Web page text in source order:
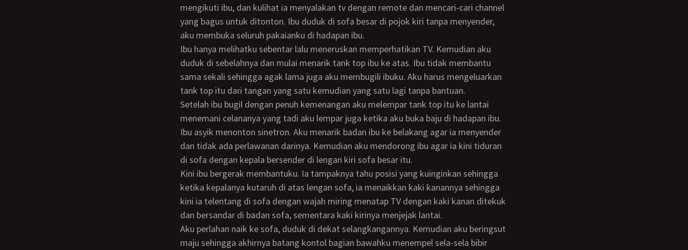
mengikuti ibu, dan kulihat ia menyalakan tv dengan remote dan mencari-cari channel
yang bagus untuk ditonton. Ibu duduk di sofa besar di pojok kiri tanpa menyender,
aku membuka seluruh pakaianku di hadapan ibu.
Ibu hanya melihatku sebentar lalu meneruskan memperhatikan TV. Kemudian aku
duduk di sebelahnya dan mulai menarik tank top ibu ke atas. Ibu tidak membantu
sama sekali sehingga agak lama juga aku membugili ibuku. Aku harus mengeluarkan
tank top itu dari tangan yang satu kemudian yang satu lagi tanpa bantuan.
Setelah ibu bugil dengan penuh kemenangan aku melempar tank top itu ke lantai
menemani celananya yang tadi aku lempar juga ketika aku buka baju di hadapan ibu.
Ibu asyik menonton sinetron. Aku menarik badan ibu ke belakang agar ia menyender
dan tidak ada perlawanan darinya. Kemudian aku mendorong ibu agar ia kini tiduran
di sofa dengan kepala bersender di lengan kiri sofa besar itu.
Kini ibu bergerak membantuku. Ia tampaknya tahu posisi yang kuinginkan sehingga
ketika kepalanya kutaruh di atas lengan sofa, ia menaikkan kaki kanannya sehingga
kini ia telentang di sofa dengan wajah miring menatap TV dengan kaki kanan ditekuk
dan bersandar di badan sofa, sementara kaki kirinya menjejak lantai.
Aku perlahan naik ke sofa, duduk di dekat selangkangannya. Kemudian aku beringsut
maju sehingga akhirnya batang kontol bagian bawahku menempel sela-sela bibir